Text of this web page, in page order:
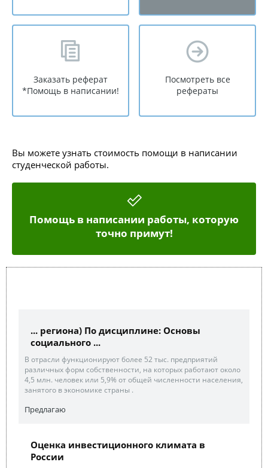
Заказать реферат
*Помощь в написании!
Посмотреть все
рефераты
Вы можете узнать стоимость помощи в написании
студенческой работы.
Помощь в написании работы, которую
точно примут!
... региона) По дисциплине: Основы
социального ...
В отрасли функционируют более 52 тыс. предприятий
различных форм собственности, на которых работают около
4,5 млн. человек или 5,9% от общей численности населения,
занятого в экономике страны .
Предлагаю
Оценка инвестиционного климата в
России